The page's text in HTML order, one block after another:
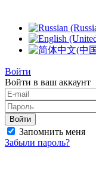
Войти
Войти в ваш аккаунт
Войти
Запомнить меня
Забыли пароль?